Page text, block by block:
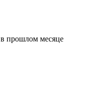
в прошлом месяце